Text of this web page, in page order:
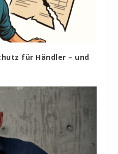
für Händler – und